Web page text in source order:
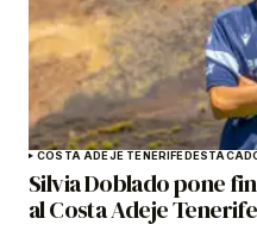
COSTA ADEJE TENERIFE
Silvia Doblado pone
al Costa Adeje